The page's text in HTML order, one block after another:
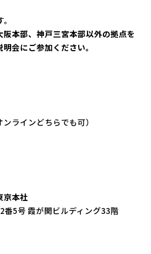
本部、神戸三宮本部以外の拠点を
会にご参加ください。
ラインどちらでも可）
本社
5号 霞が関ビルディング33階